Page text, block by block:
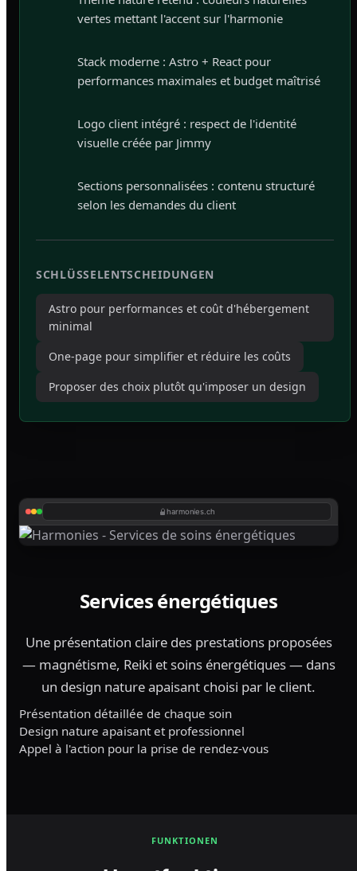
vertes mettant l'accent sur l'harmonie
Stack moderne : Astro + React pour
performances maximales et budget maîtrisé
Logo client intégré : respect de l'identité
visuelle créée par Jimmy
Sections personnalisées : contenu structuré
selon les demandes du client
SCHLÜSSELENTSCHEIDUNGEN
Astro pour performances et coût d'hébergement
minimal
One-page pour simplifier et réduire les coûts
Proposer des choix plutôt qu'imposer un design
Services énergétiques
Une présentation claire des prestations proposées
— magnétisme, Reiki et soins énergétiques — dans
un design nature apaisant choisi par le client.
Présentation détaillée de chaque soin
Design nature apaisant et professionnel
Appel à l'action pour la prise de rendez-vous
harmonies.ch
FUNKTIONEN